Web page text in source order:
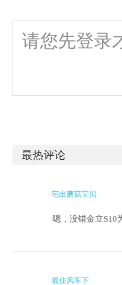
最热评论
宅出蘑菇宝贝
嗯，没错金立S10
最佳风车下